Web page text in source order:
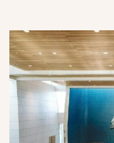
Østre Porsgrunn kirke -